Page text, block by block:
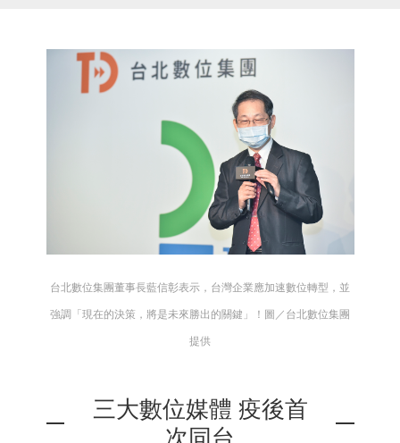
台北數位集團董事長藍信彰表示，台灣企業應加速數位轉型，並
強調「現在的決策，將是未來勝出的關鍵」！圖／台北數位集團
提供
三大數位媒體 疫後首